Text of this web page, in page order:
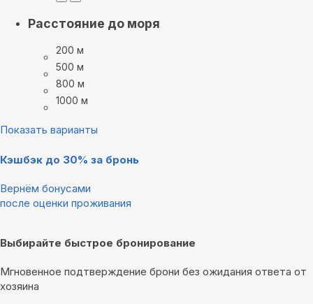
Расстояние до моря
200 м
500 м
800 м
1000 м
Показать варианты
Кэшбэк до 30% за бронь
Вернём бонусами
после оценки проживания
Выбирайте быстрое бронирование
Мгновенное подтверждение брони без ожидания ответа от
хозяина